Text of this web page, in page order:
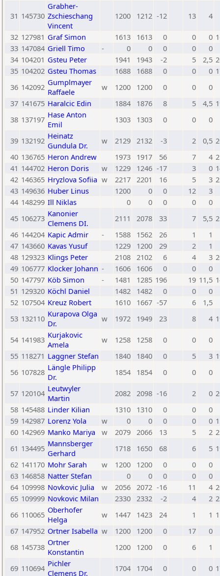
31 145730
Grabher-
Zschieschang
Vincent
1200 1212 -12 13 4
32 127981 Graf Simon 1613 1613 0 0 0
33 147084 Griell Timo - 0 0 0 0
0
34 104201 Gsteu Peter 1941 1943 -2 5 2,5
35 104202 Gsteu Thomas 1688 1688 0 0 0
36 142092 Gumplmayer
Raffaele
w 1200 1200 0 0
0
37 141675 Haralcic Edin 1884 1876 8 5 4,5
38 137197 Hase Anton
Emil
1303 1303 0 0 0
39 132192 Heinatz
Gundula Dr.
w 2129 2132 -3 2 0,5
40 136765 Heron Andrew 1973 1917 56 7 4
41 144702 Heron Doris w 1229 1246 -17 3 0
42 146365 Hryzlova Sofiia w 2217 2201 16 5 3
43 149636 Huber Linus 1200 0 0 12
3
44 148299 Ill Niklas 0 0 0 0
0
45 106273 Kanonier
Clemens DI.
2111 2078 33 7 5,5
46 144204 Kapic Admir - 1588 1562 26 1
1
47 143660 Kavas Yusuf 1229 1200 29 2
1
48 129323 Klings Peter 2108 2102 6 4 3
49 106777 Klocker Johann - 1606 1606 0 0
0
50 147797 Köb Simon - 1481 1285 196 19 11,5
51 129320 Köchl Daniel 1482 1482 0 0
0
52 107504 Kreuz Robert 1610 1667 -57 6
1,5
53 132110 Kurapova Olga
Dr.
w 1972 1949 23 8 4
54 141983 Kurjakovic
Amela
w 1258 1258 0 0
0
55 118271 Laggner Stefan 1840 1840 0 5 3
56 107828 Längle Philipp
Dr.
1854 1854 0 0 0
57 120104 Leutwyler
Martin
2082 2098 -16 2 0
58 145488 Linder Kilian 1310 1310 0 0
0
59 142987 Lorenz Yola w 0 0 0 0 0
60 142969 Manko Mariya w 2079 2066 13 5 2
61 134495 Mannsberger
Gerhard
1718 1650 68 6 5
62 141170 Mohr Sarah w 1200 1200 0 0
0
63 146858 Natter Stefan 0 0 0 0
0
64 109998 Novkovic Julia w 2056 2072 -16 11 4
65 109999 Novkovic Milan 2330 2332 -2 4 2
66 110065 Oberhofer
Helga
w 1447 1423 24 1 1
67 147952 Ortner Isabella w 1200 1200 0 17
0
68 145738 Ortner
Konstantin
1200 1200 0 6 1
69 110694 Pichler
Clemens Dr.
1704 1704 0 0 0